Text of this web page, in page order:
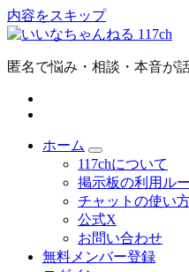
内容をスキップ
匿名で悩み・相談・本音が
ホーム
117chについて
掲示板の利用ル
チャットの使い
公式X
お問い合わせ
無料メンバー登録